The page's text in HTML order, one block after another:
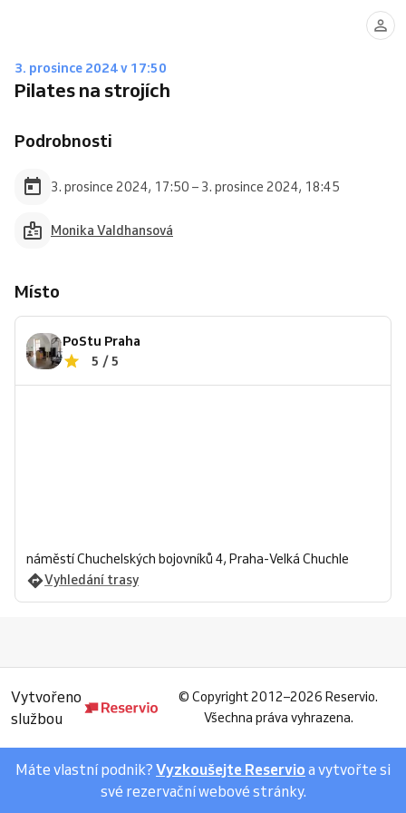
3. prosince 2024 v 17:50
Pilates na strojích
Podrobnosti
3. prosince 2024, 17:50 – 3. prosince 2024, 18:45
Monika Valdhansová
Místo
PoStu Praha
5 / 5
náměstí Chuchelských bojovníků 4, Praha-Velká Chuchle
Vyhledání trasy
Vytvořeno
službou
© Copyright 2012–2026 Reservio.
Všechna práva vyhrazena.
Máte vlastní podnik? Vyzkoušejte Reservio a vytvořte si
své rezervační webové stránky.